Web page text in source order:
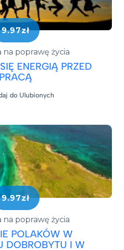
9.97zł
na poprawę życia
ENERGIĄ PRZED
PRACĄ
do Ulubionych
9.97zł
na poprawę życia
POLAKÓW W
DOBROBYTU I W